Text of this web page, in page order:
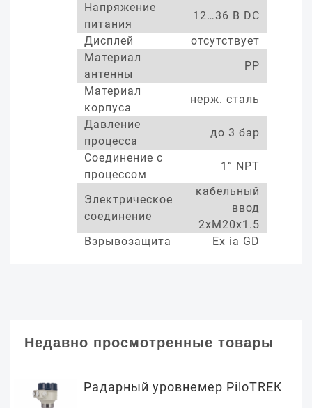
Напряжение
питания
12…36 В DC
Дисплей
отсутствует
Материал
антенны
PP
Материал
корпуса
нерж. сталь
Давление
процесса
до 3 бар
Соединение с
процессом
1” NPT
Электрическое
соединение
кабельный
ввод
2xM20x1.5
Взрывозащита
Ex ia GD
Недавно просмотренные товары
Радарный уровнемер PiloTREK